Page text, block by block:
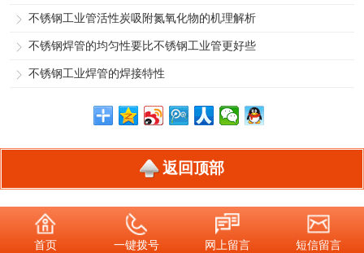
不锈钢工业管活性炭吸附氮氧化物的机理解析
不锈钢焊管的均匀性要比不锈钢工业管更好些
不锈钢工业焊管的焊接特性
首页 一键拨号 网上留言 短信留言
返回顶部